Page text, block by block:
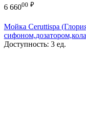
6 66000 ₽
Мойка Ceruttispa
Доступность: 3 ед.